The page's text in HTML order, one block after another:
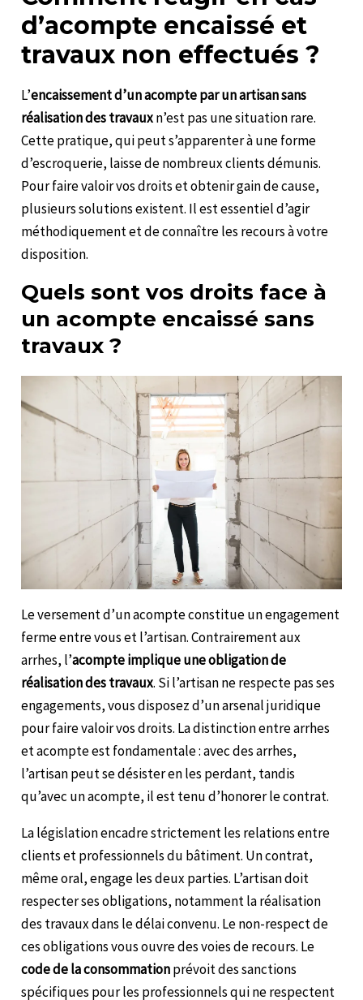
d’acompte encaissé et
travaux non effectués ?
L’encaissement d’un acompte par un artisan sans
réalisation des travauxn’est pas une situation rare.
Cette pratique, qui peut s’apparenter à une forme
d’escroquerie, laisse de nombreux clients démunis.
Pour faire valoir vos droits et obtenir gain de cause,
plusieurs solutions existent. Il est essentiel d’agir
méthodiquement et de connaître les recours à votre
disposition.
Quels sont vos droits face à
un acompte encaissé sans
travaux ?
Le versement d’un acompte constitue un engagement
ferme entre vous et l’artisan. Contrairement aux
arrhes, l’acompte implique une obligation de
réalisation des travaux. Si l’artisan ne respecte pas ses
engagements, vous disposez d’un arsenal juridique
pour faire valoir vos droits. La distinction entre arrhes
et acompte est fondamentale : avec des arrhes,
l’artisan peut se désister en les perdant, tandis
qu’avec un acompte, il est tenu d’honorer le contrat.
La législation encadre strictement les relations entre
clients et professionnels du bâtiment. Un contrat,
même oral, engage les deux parties. L’artisan doit
respecter ses obligations, notamment la réalisation
des travaux dans le délai convenu. Le non-respect de
ces obligations vous ouvre des voies de recours. Le
code de la consommationprévoit des sanctions
spécifiques pour les professionnels qui ne respectent